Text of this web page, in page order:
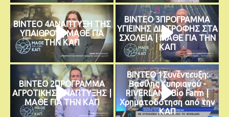
ΒΙΝΤΕΟ 4ΑΝΑΠΤΥΞΗ ΤΗΣ
ΥΠΑΙΘΡΟΥ | ΜΑΘΕ ΓΙΑ
ΤΗΝ ΚΑΠ
ΒΙΝΤΕΟ 3ΠΡΟΓΡΑΜΜΑ
ΥΓΙΕΙΝΗΣ ΔΙΑΤΡΟΦΗΣ ΣΤΑ
ΣΧΟΛΕΙΑ | ΜΑΘΕ ΓΙΑ ΤΗΝ
ΚΑΠ
ΒΙΝΤΕΟ 2ΠΡΟΓΡΑΜΜΑ
ΑΓΡΟΤΙΚΗΣ ΑΝΑΠΤΥΞΗΣ |
ΜΑΘΕ ΓΙΑ ΤΗΝ ΚΑΠ
ΒΙΝΤΕΟ 1Συνέντευξη:
Βασίλης Κυπριανού -
RIVERLAND Bio Farm |
Χρηματοδότηση από την
ΚΑΠ